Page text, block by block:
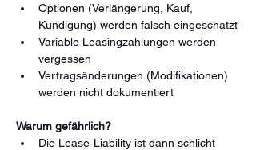
Optionen (Verlängerung, Kauf,
Kündigung) werden falsch eingeschätzt
Variable Leasingzahlungen werden
vergessen
Vertragsänderungen (Modifikationen)
werden nicht dokumentiert
Warum gefährlich?
Die Lease‑Liability ist dann schlicht